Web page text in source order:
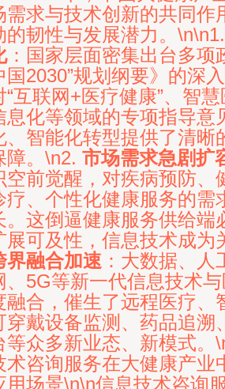
需求与技术创新的共同作
的韧性与发展潜力。\n\n1.
：国家层面密集出台多项
国2030”规划纲要》的深
“互联网+医疗健康”、智
息化等领域的专项指导意
、智能化转型提供了清晰
障。\n2. 市场需求急剧扩
空前觉醒，对疾病预防、
疗、个性化健康服务的需
。这倒逼健康服务供给端
展可及性，信息技术成为
界融合加速 ：大数据、
、5G等新一代信息技术
融合，催生了远程医疗、
穿戴设备监测、药品追溯
等众多新业态、新模式。
术咨询服务在大健康产业
用场景\n\n信息技术咨询